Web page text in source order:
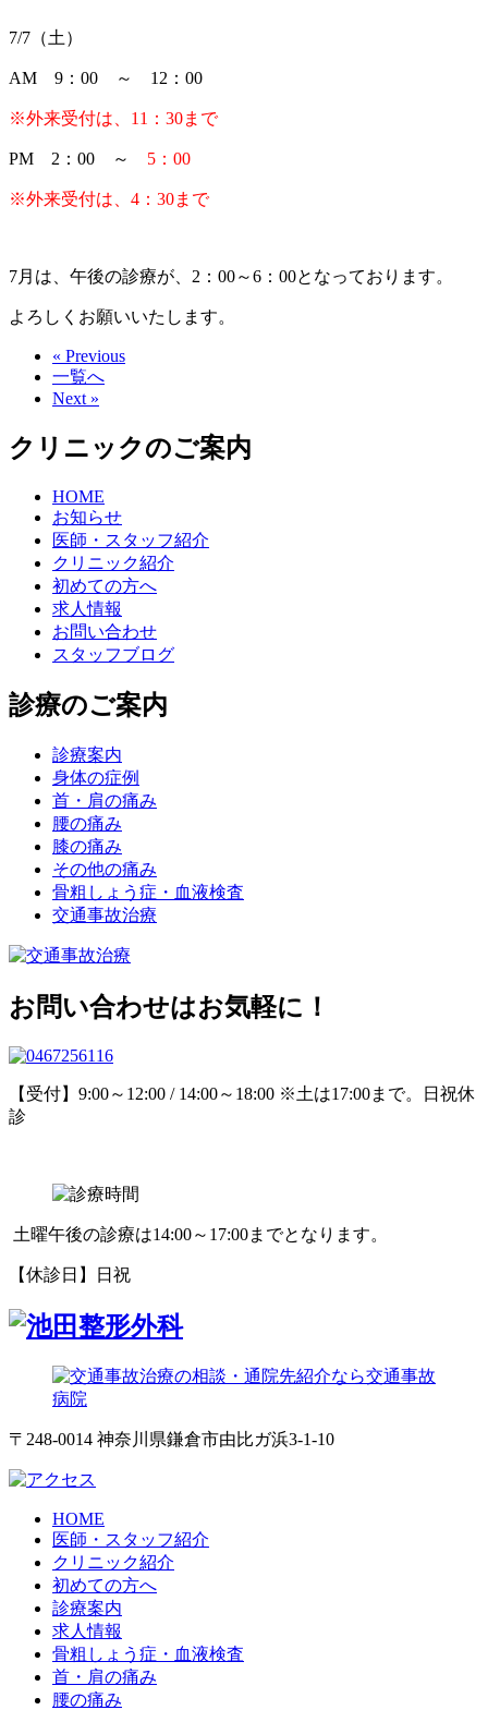
7/7（土）
AM 9：00 ～ 12：00
※外来受付は、11：30まで
PM 2：00 ～ 5：00
※外来受付は、4：30まで
7月は、午後の診療が、2：00～6：00となっております。
よろしくお願いいたします。
« Previous
一覧へ
Next »
クリニックのご案内
HOME
お知らせ
医師・スタッフ紹介
クリニック紹介
初めての方へ
求人情報
お問い合わせ
スタッフブログ
診療のご案内
診療案内
身体の症例
首・肩の痛み
腰の痛み
膝の痛み
その他の痛み
骨粗しょう症・血液検査
交通事故治療
お問い合わせはお気軽に！
【受付】9:00～12:00 / 14:00～18:00 ※土は17:00まで。日祝休
診
土曜午後の診療は14:00～17:00までとなります。
【休診日】日祝
〒248-0014 神奈川県鎌倉市由比ガ浜3-1-10
HOME
医師・スタッフ紹介
クリニック紹介
初めての方へ
診療案内
求人情報
骨粗しょう症・血液検査
首・肩の痛み
腰の痛み